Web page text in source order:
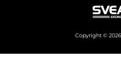
Copyright ©